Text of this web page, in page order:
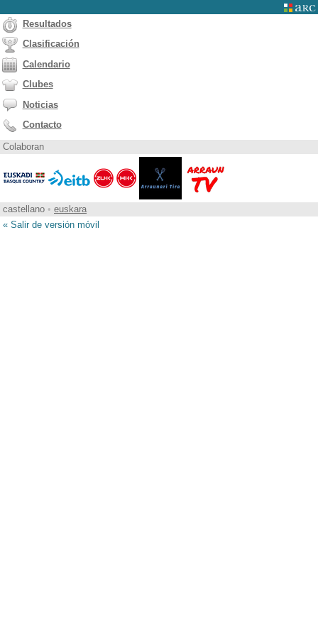
Resultados
Clasificación
Calendario
Clubes
Noticias
Contacto
Colaboran
castellano • euskara
« Salir de versión móvil